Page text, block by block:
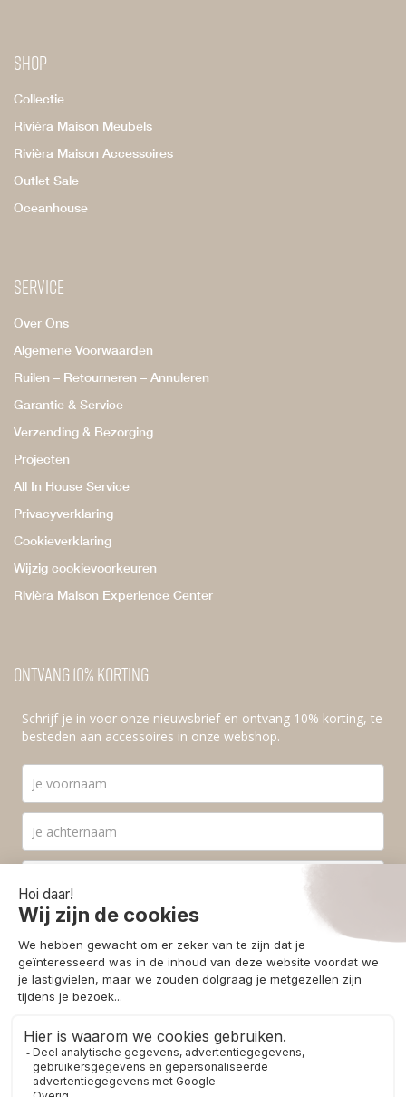
Shop
Collectie
Rivièra Maison Meubels
Rivièra Maison Accessoires
Outlet Sale
Oceanhouse
Service
Over Ons
Algemene Voorwaarden
Ruilen – Retourneren – Annuleren
Garantie & Service
Verzending & Bezorging
Projecten
All In House Service
Privacyverklaring
Cookieverklaring
Wijzig cookievoorkeuren
Rivièra Maison Experience Center
Ontvang 10% korting
Schrijf je in voor onze nieuwsbrief en ontvang 10% korting, te
besteden aan accessoires in onze webshop.
Ik ga akkoord met deprivacyvoorwaarden
Aanmelden